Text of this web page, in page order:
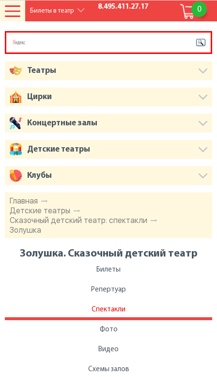
0
8.495.411.27.17
Главная
Детские театры
Сказочный детский театр: спектакли
Золушка
Золушка. Сказочный детский театр
Билеты
Репертуар
Спектакли
Фото
Видео
Схемы залов
Театры
Цирки
Концертные залы
Детские театры
Клубы
Билеты в театр